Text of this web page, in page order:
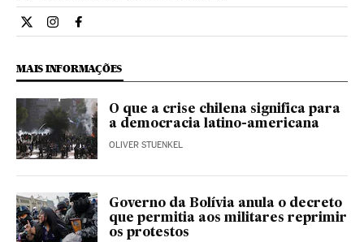
Economia El País Brasil en Twitter
Economia El País Brasil en Instagram
Economia El País Brasil en Facebook
MAIS INFORMAÇÕES
O que a crise chilena significa para
a democracia latino-americana
OLIVER STUENKEL
Governo da Bolívia anula o decreto
que permitia aos militares reprimir
os protestos